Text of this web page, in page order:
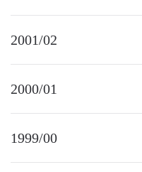
2001/02
2000/01
1999/00